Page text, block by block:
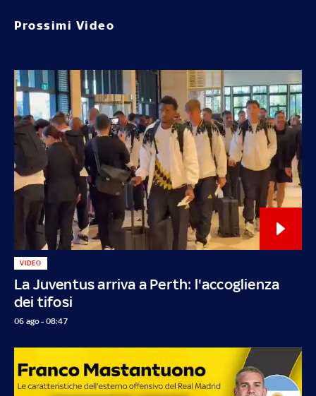
Prossimi Video
La Juventus arriva a Perth: l'accoglienza
dei tifosi
VIDEO
06 ago - 08:47